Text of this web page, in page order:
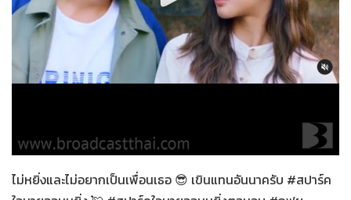
27-12-2563 สปาร์คใจนายจอมหยิ่ง
ไม่หยิ่งและไม่อยากเป็นเพื่อนเธอ 😎 เขินแทนอันนาครับ #สปาร์ค